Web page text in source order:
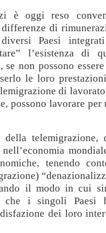
è oggi reso
di
Paesi integrati
l’esistenza di
non possono
le loro
di
possono lavorare
della
tenendo
il modo in cui
che i singoli Paesi
dei loro